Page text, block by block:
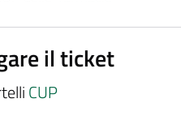
il ticket
CUP